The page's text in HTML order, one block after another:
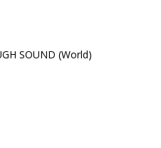
SOUND (World)